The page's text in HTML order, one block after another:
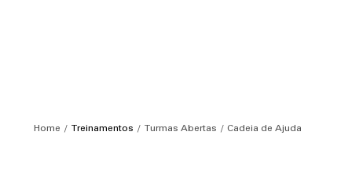
Home Treinamentos Turmas Abertas Cadeia de Ajuda